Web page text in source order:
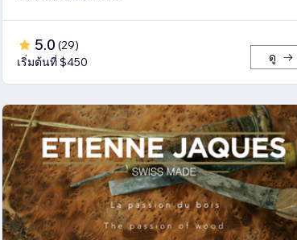
5.0 (29)
เริ่มต้นที่ $450
ดู